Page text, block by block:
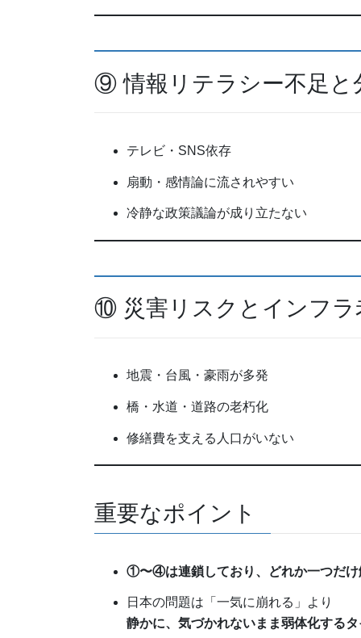
⑨ 情報リテラシー不足と
テレビ・SNS依存
扇動・感情論に流されやすい
冷静な政策議論が成り立たない
⑩ 災害リスクとインフラ
地震・台風・豪雨が多発
橋・水道・道路の老朽化
修繕費を支える人口がいない
重要なポイント
①〜④は連鎖しており、どれか一つだけ
日本の問題は「一気に崩れる」より
静かに、気づかれないまま弱体化する